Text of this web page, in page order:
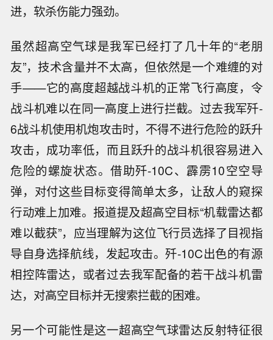
进，软杀伤能力强劲。
虽然超高空气球是我军已经打了几十年的“老朋
友”，技术含量并不太高，但依然是一个难缠的对
手——它的高度超越战斗机的正常飞行高度，令
战斗机难以在同一高度上进行拦截。过去我军歼-
6战斗机使用机炮攻击时，不得不进行危险的跃升
攻击，成功率低，而且跃升的战斗机很容易进入
危险的螺旋状态。借助歼-10C、霹雳10空空导
弹，对付这些目标变得简单太多，让敌人的窥探
行动难上加难。报道提及超高空目标“机载雷达都
难以截获”，应当理解为这位飞行员选择了目视指
导自身选择航线，发起攻击。歼-10C出色的有源
相控阵雷达，或者过去我军配备的若干战斗机雷
达，对高空目标并无搜索拦截的困难。
另一个可能性是这一超高空气球雷达反射特征很